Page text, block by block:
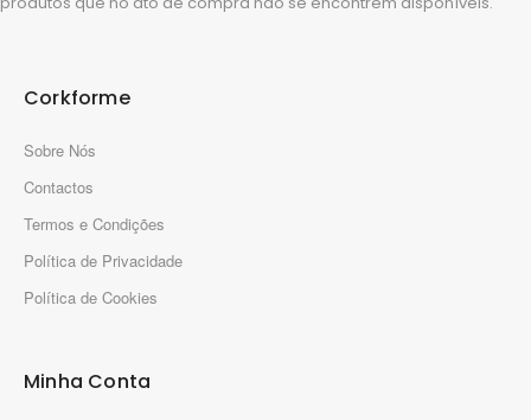
Corkforme
Sobre Nós
Contactos
Termos e Condições
Política de Privacidade
Política de Cookies
Minha Conta